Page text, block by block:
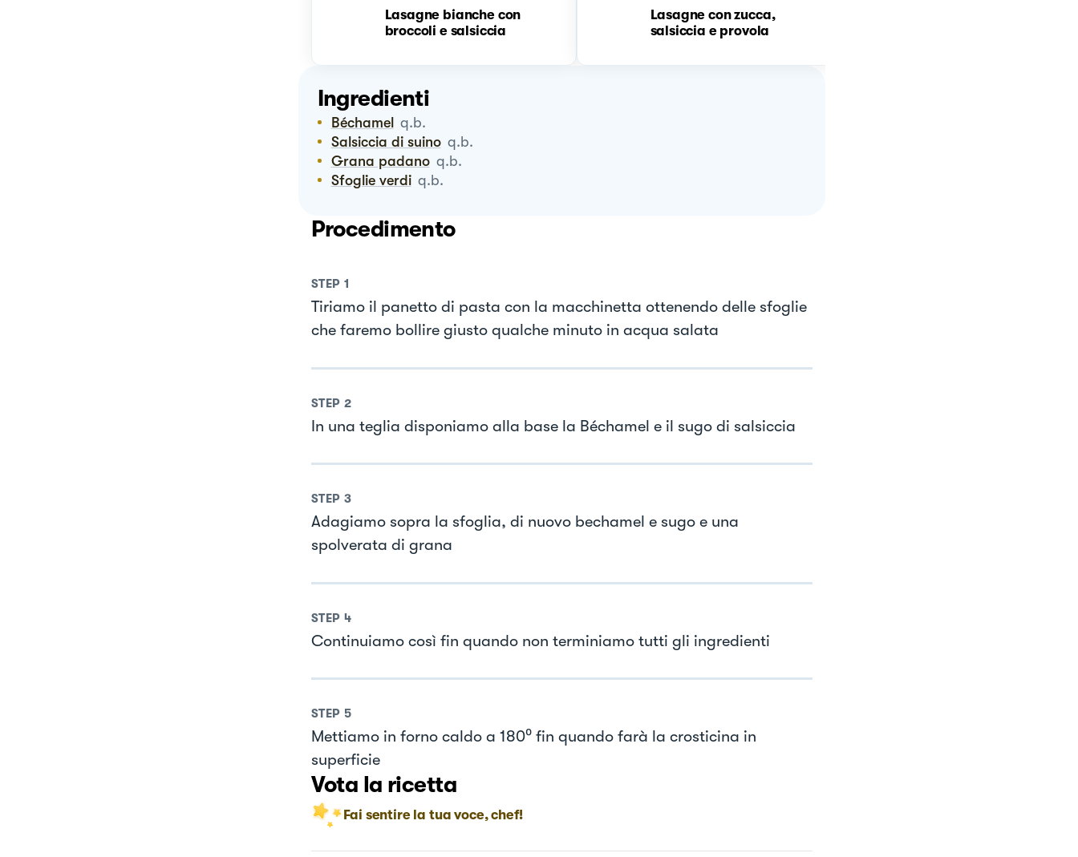
Lasagne bianche con
broccoli e salsiccia
Lasagne con zucca,
salsiccia e provola
Ingredienti
Béchamel q.b.
Salsiccia di suino q.b.
Grana padano q.b.
Sfoglie verdi q.b.
Procedimento
STEP 1
Tiriamo il panetto di pasta con la macchinetta ottenendo delle sfoglie
che faremo bollire giusto qualche minuto in acqua salata
STEP 2
In una teglia disponiamo alla base la Béchamel e il sugo di salsiccia
STEP 3
Adagiamo sopra la sfoglia, di nuovo bechamel e sugo e una
spolverata di grana
STEP 4
Continuiamo così fin quando non terminiamo tutti gli ingredienti
STEP 5
Mettiamo in forno caldo a 180⁰ fin quando farà la crosticina in
superficie
Vota la ricetta
Fai sentire la tua voce, chef!